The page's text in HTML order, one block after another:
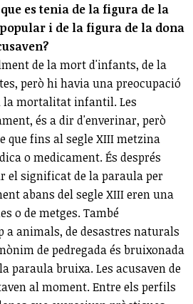
es tenia de la figura de la
i de la figura de la dona
de la mort d'infants, de la
però hi havia una preocupació
la mortalitat infantil. Les
és a dir d'enverinar, però
que fins al segle XIII metzina
o medicament. És després
el significat de la paraula per
abans del segle XIII eren una
o de metges. També
a animals, de desastres naturals
de pedregada és bruixonada
paraula bruixa. Les acusaven de
al moment. Entre els perfils